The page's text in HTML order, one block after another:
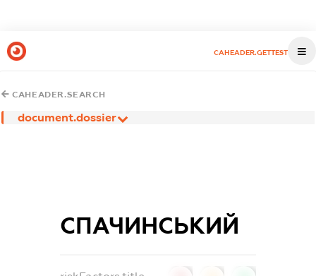
CAHEADER.GETTEST
CAHEADER.SEARCH
document.dossier
СПАЧИНСЬКИЙ